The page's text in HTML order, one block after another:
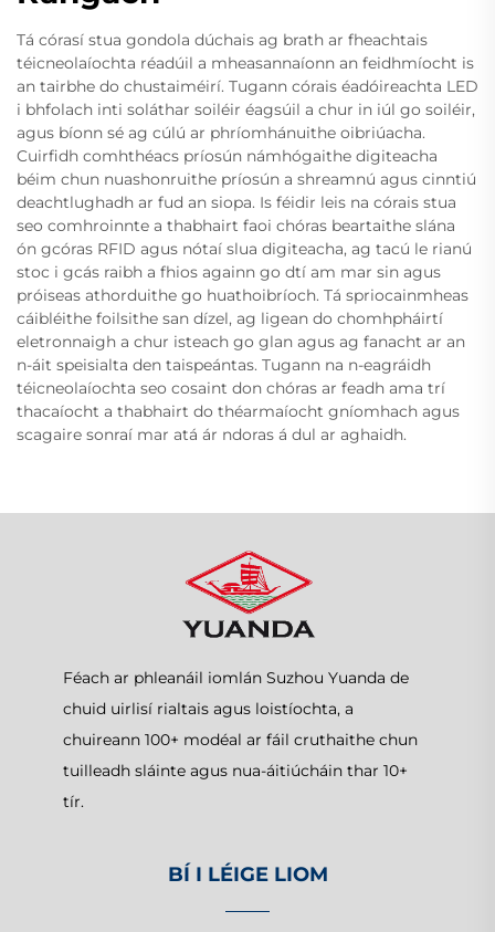
Tá córasí stua gondola dúchais ag brath ar fheachtais
téicneolaíochta réadúil a mheasannaíonn an feidhmíocht is
an tairbhe do chustaiméirí. Tugann córais éadóireachta LED
i bhfolach inti soláthar soiléir éagsúil a chur in iúl go soiléir,
agus bíonn sé ag cúlú ar phríomhánuithe oibriúacha.
Cuirfidh comhthéacs príosún námhógaithe digiteacha
béim chun nuashonruithe príosún a shreamnú agus cinntiú
deachtlughadh ar fud an siopa. Is féidir leis na córais stua
seo comhroinnte a thabhairt faoi chóras beartaithe slána
ón gcóras RFID agus nótaí slua digiteacha, ag tacú le rianú
stoc i gcás raibh a fhios againn go dtí am mar sin agus
próiseas athorduithe go huathoibríoch. Tá spriocainmheas
cáibléithe foilsithe san dízel, ag ligean do chomhpháirtí
eletronnaigh a chur isteach go glan agus ag fanacht ar an
n-áit speisialta den taispeántas. Tugann na n-eagráidh
téicneolaíochta seo cosaint don chóras ar feadh ama trí
thacaíocht a thabhairt do théarmaíocht gníomhach agus
scagaire sonraí mar atá ár ndoras á dul ar aghaidh.
Féach ar phleanáil iomlán Suzhou Yuanda de
chuid uirlisí rialtais agus loistíochta, a
chuireann 100+ modéal ar fáil cruthaithe chun
tuilleadh sláinte agus nua-áitiúcháin thar 10+
tír.
BÍ I LÉIGE LIOM